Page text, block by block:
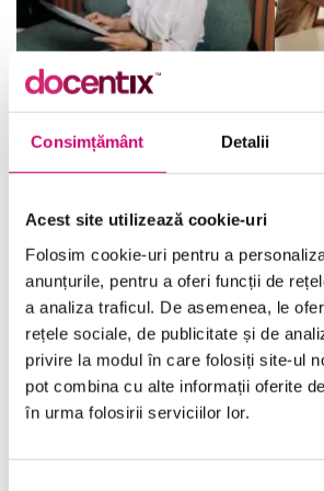
Consimțământ Detalii
Acest site utilizează cookie-uri
Folosim cookie-uri pentru a
anunțurile, pentru a oferi funcții de
a analiza traficul. De asemenea, le
rețele sociale, de publicitate și de
privire la modul în care folosiți site-ul
pot combina cu alte informații oferite
în urma folosirii serviciilor lor.
Angajarea Bazata pe
Competente
16/07/2025 Vizualizări:
16/
Categorii
Comunicare
Dezvoltare personală și profesională
Finanțe